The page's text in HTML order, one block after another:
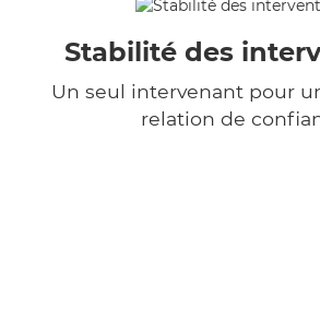
Stabilité des
Un seul intervenant pour
relation de